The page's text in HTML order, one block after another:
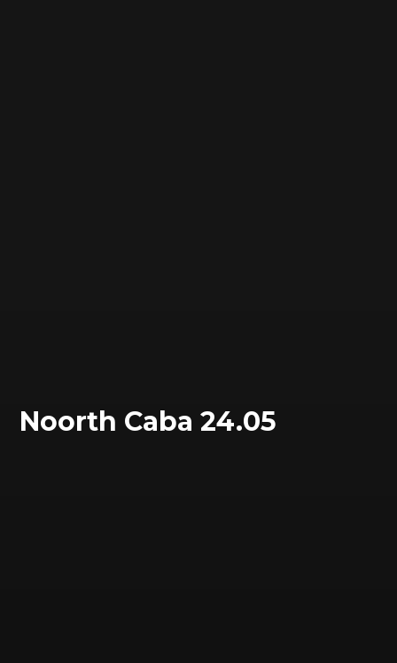
Noorth Caba 24.05